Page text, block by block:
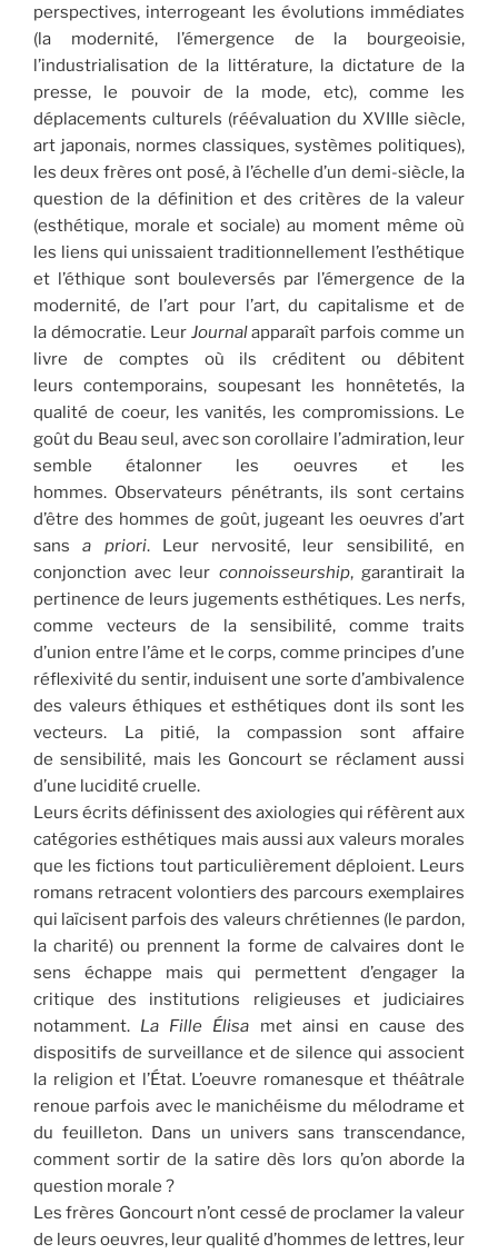
perspectives, interrogeant les évolutions immédiates
(la modernité, l’émergence de la bourgeoisie,
l’industrialisation de la littérature, la dictature de la
presse, le pouvoir de la mode, etc), comme les
déplacements culturels (réévaluation du XVIIIe siècle,
art japonais, normes classiques, systèmes politiques),
les deux frères ont posé, à l’échelle d’un demi-siècle, la
question de la définition et des critères de la valeur
(esthétique, morale et sociale) au moment même où
les liens qui unissaient traditionnellement l’esthétique
et l’éthique sont bouleversés par l’émergence de la
modernité, de l’art pour l’art, du capitalisme et de
la démocratie. Leur Journalapparaît parfois comme un
livre de comptes où ils créditent ou débitent
leurs contemporains, soupesant les honnêtetés, la
qualité de coeur, les vanités, les compromissions. Le
goût du Beau seul, avec son corollaire l’admiration, leur
semble étalonner les oeuvres et les
hommes. Observateurs pénétrants, ils sont certains
d’être des hommes de goût, jugeant les oeuvres d’art
sansa priori. Leur nervosité, leur sensibilité, en
conjonction avec leur connoisseurship, garantirait la
pertinence de leurs jugements esthétiques. Les nerfs,
comme vecteurs de la sensibilité, comme traits
d’union entre l’âme et le corps, comme principes d’une
réflexivité du sentir, induisent une sorte d’ambivalence
des valeurs éthiques et esthétiques dont ils sont les
vecteurs. La pitié, la compassion sont affaire
de sensibilité, mais les Goncourt se réclament aussi
d’une lucidité cruelle.
Leurs écrits définissent des axiologies qui réfèrent aux
catégories esthétiques mais aussi aux valeurs morales
que les fictions tout particulièrement déploient. Leurs
romans retracent volontiers des parcours exemplaires
qui laïcisent parfois des valeurs chrétiennes (le pardon,
la charité) ou prennent la forme de calvaires dont le
sens échappe mais qui permettent d’engager la
critique des institutions religieuses et judiciaires
notamment. La Fille Élisa met ainsi en cause des
dispositifs de surveillance et de silence qui associent
la religion et l’État. L’oeuvre romanesque et théâtrale
renoue parfois avec le manichéisme du mélodrame et
du feuilleton. Dans un univers sans transcendance,
comment sortir de la satire dès lors qu’on aborde la
question morale ?
Les frères Goncourt n’ont cessé de proclamer la valeur
de leurs oeuvres, leur qualité d’hommes de lettres, leur